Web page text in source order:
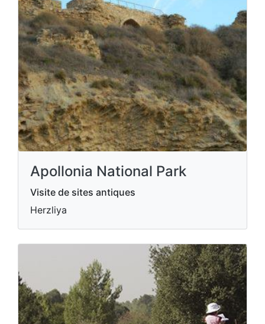
Apollonia National Park
Visite de sites antiques
Herzliya